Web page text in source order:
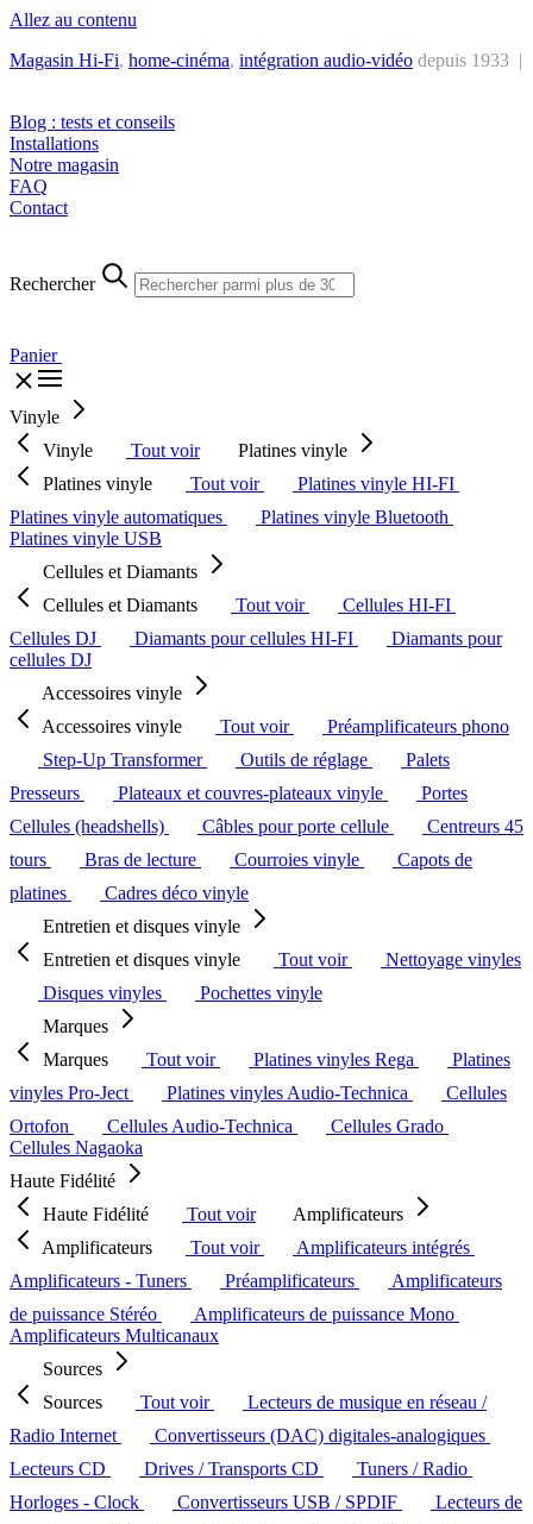
Allez au contenu
Magasin Hi-Fi, home-cinéma, intégration audio-vidéo depuis 1933 |
Blog : tests et conseils
Installations
Notre magasin
FAQ
Contact
Rechercher
Panier
Vinyle
Vinyle
Tout voir
Platines vinyle
Platines vinyle
Tout voir
Platines vinyle HI-FI
Platines vinyle automatiques
Platines vinyle Bluetooth
Platines vinyle USB
Cellules et Diamants
Cellules et Diamants
Tout voir
Cellules HI-FI
Cellules DJ
Diamants pour cellules HI-FI
Diamants pour
cellules DJ
Accessoires vinyle
Accessoires vinyle
Tout voir
Préamplificateurs phono
Step-Up Transformer
Outils de réglage
Palets
Presseurs
Plateaux et couvres-plateaux vinyle
Portes
Cellules (headshells)
Câbles pour porte cellule
Centreurs 45
tours
Bras de lecture Courroies vinyle
Capots de
platines
Cadres déco vinyle
Entretien et disques vinyle
Entretien et disques vinyle
Tout voir
Nettoyage vinyles
Disques vinyles
Pochettes vinyle
Marques
Marques
Tout voir Platines vinyles Rega
Platines
vinyles Pro-Ject
Platines vinyles Audio-Technica
Cellules
Ortofon
Cellules Audio-Technica
Cellules Grado
Cellules Nagaoka
Haute Fidélité
Haute Fidélité
Tout voir
Amplificateurs
Amplificateurs
Tout voir
Amplificateurs intégrés
Amplificateurs - Tuners
Préamplificateurs
Amplificateurs
de puissance Stéréo
Amplificateurs de puissance Mono
Amplificateurs Multicanaux
Sources
Sources
Tout voir
Lecteurs de musique en réseau /
Radio Internet
Convertisseurs (DAC) digitales-analogiques
Lecteurs CD
Drives / Transports CD
Tuners / Radio
Horloges - Clock
Convertisseurs USB / SPDIF
Lecteurs de